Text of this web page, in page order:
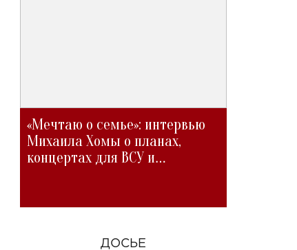
«Мечтаю о семье»: интервью
Михаила Хомы о планах,
концертах для ВСУ и
ДОСЬЕ